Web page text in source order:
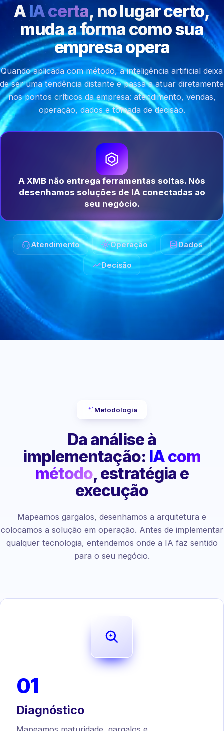
AIA certa, no lugar certo,
muda a forma como sua
empresa opera
Quando aplicada com método, a inteligência artificial deixa
de ser uma tendência distante e passa a atuar diretamente
nos pontos críticos da empresa: atendimento, vendas,
operação, dados e tomada de decisão.
A XMB não entrega ferramentas soltas. Nós
desenhamos soluções de IA conectadas ao
seu negócio.
Atendimento Operação Dados
Decisão
Metodologia
Da análise à
implementação: IA com
método, estratégia e
execução
Mapeamos gargalos, desenhamos a arquitetura e
colocamos a solução em operação. Antes de implementar
qualquer tecnologia, entendemos onde a IA faz sentido
para o seu negócio.
01
Diagnóstico